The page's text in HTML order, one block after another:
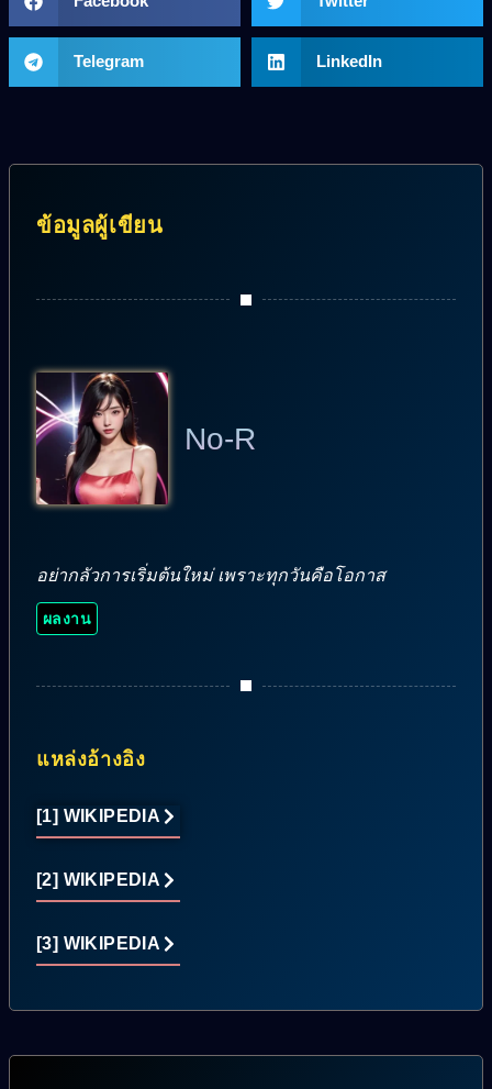
Telegram LinkedIn
ข้อมูลผู้เขียน
No-R
อย่ากลัวการเริ่มต้นใหม่ เพราะทุกวันคือโอกาส
ผลงาน
แหล่งอ้างอิง
[1] WIKIPEDIA
[2] WIKIPEDIA
[3] WIKIPEDIA